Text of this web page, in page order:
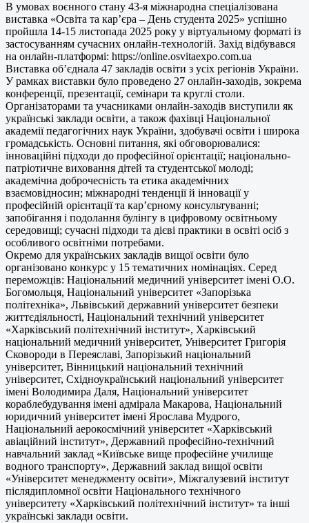
В умовах воєнного стану 43-я міжнародна спеціалізована
виставка «Освіта та кар’єра – День студента 2025» успішно
пройшла 14-15 листопада 2025 року у віртуальному форматі із
застосуванням сучасних онлайн-технологій. Захід відбувався
на онлайн-платформі: https://online.osvitaexpo.com.ua
Виставка об’єднала 47 закладів освіти з усіх регіонів України.
У рамках виставки було проведено 27 онлайн-заходів, зокрема
конференції, презентації, семінари та круглі столи.
Організаторами та учасниками онлайн-заходів виступили як
українські заклади освіти, а також фахівці Національної
академії педагогічних наук України, здобувачі освіти і широка
громадськість. Основні питання, які обговорювалися:
інноваційні підходи до професійної орієнтації; національно-
патріотичне виховання дітей та студентської молоді;
академічна доброчесність та етика академічних
взаємовідносин; міжнародні тенденції й інновації у
професійній орієнтації та кар’єрному консультуванні;
запобігання і подолання булінгу в цифровому освітньому
середовищі; сучасні підходи та дієві практики в освіті осіб з
особливого освітніми потребами.
Окремо для українських закладів вищої освіти було
організовано конкурс у 15 тематичних номінаціях. Серед
переможців: Національний медичний університет імені О.О.
Богомольця, Національний університет «Запорізька
політехніка», Львівський державний університет безпеки
життєдіяльності, Національний технічний університет
«Харківський політехнічний інститут», Харківський
національний медичний університет, Університет Григорія
Сковороди в Переяславі, Запорізький національний
університет, Вінницький національний технічний
університет, Східноукраїнський національний університет
імені Володимира Даля, Національний університет
кораблебудування імені адмірала Макарова, Національний
юридичний університет імені Ярослава Мудрого,
Національний аерокосмічний університет «Харківський
авіаційний інститут», Державний професійно-технічний
навчальний заклад «Київське вище професійне училище
водного транспорту», Державний заклад вищої освіти
«Університет менеджменту освіти», Міжгалузевий інститут
післядипломної освіти Національного технічного
університету «Харківський політехнічний інститут» та інші
українські заклади освіти.